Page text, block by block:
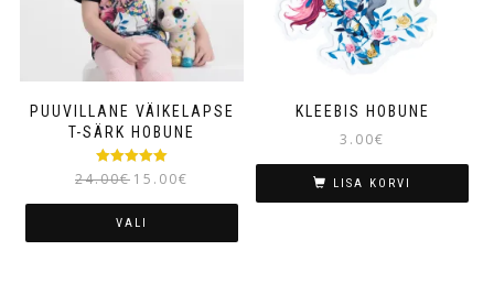
PUUVILLANE VÄIKELAPSE
T-SÄRK HOBUNE
Hinnanguga
24.00€ 15.00€
VALI
KLEEBIS HOBUNE
3.00€
LISA KORVI